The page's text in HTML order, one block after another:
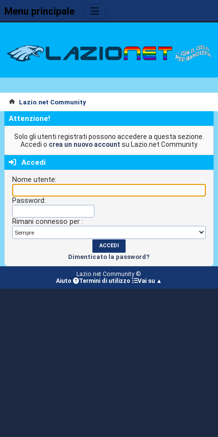
Menu principale
Lazio.net Community
Attenzione!
Solo gli utenti registrati possono accedere a questa sezione.
Accedi o crea un nuovo account su Lazio.net Community
Accedi
Nome utente:
Password:
Rimani connesso per :
Dimenticato la password?
Lazio.net Community ©
Aiuto
Termini di utilizzo Vai su ▲